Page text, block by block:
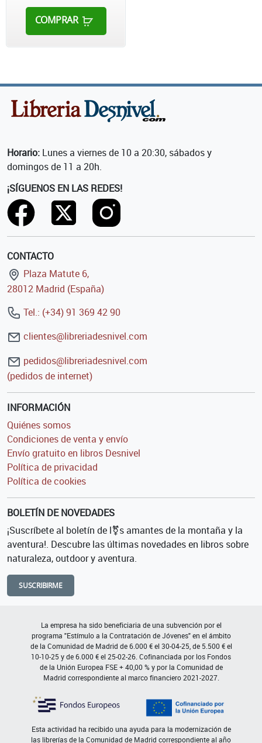
COMPRAR
Horario: Lunes a viernes de 10 a 20:30, sábados y
domingos de 11 a 20h.
¡SÍGUENOS EN LAS REDES!
CONTACTO
Plaza Matute 6,
28012 Madrid (España)
Tel.: (+34) 91 369 42 90
clientes@libreriadesnivel.com
pedidos@libreriadesnivel.com
(pedidos de internet)
INFORMACIÓN
Quiénes somos
Condiciones de venta y envío
Envío gratuito en libros Desnivel
Política de privacidad
Política de cookies
BOLETÍN DE NOVEDADES
¡Suscríbete al boletín de l⚧s amantes de la montaña y la
aventura!. Descubre las últimas novedades en libros sobre
naturaleza, outdoor y aventura.
SUSCRIBIRME
La empresa ha sido beneficiaria de una subvención por el
programa "Estímulo a la Contratación de Jóvenes" en el ámbito
de la Comunidad de Madrid de 6.000 € el 30-04-25, de 5.500 € el
10-10-25 y de 6.000 € el 25-02-26. Cofinanciada por los Fondos
de la Unión Europea FSE + 40,00 % y por la Comunidad de
Madrid correspondiente al marco financiero 2021-2027.
Esta actividad ha recibido una ayuda para la modernización de
las librerías de la Comunidad de Madrid correspondiente al año